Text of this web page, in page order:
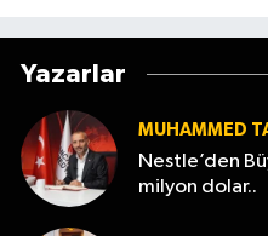
Yazarlar
MUHAMMED
Nestle’den
milyon dolar..